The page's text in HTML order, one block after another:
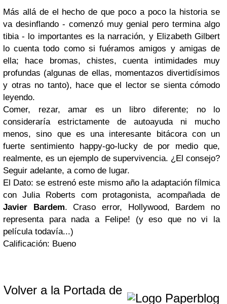
Más allá de el hecho de que poco a poco la historia se
va desinflando - comenzó muy genial pero termina algo
tibia - lo importantes es la narración, y Elizabeth Gilbert
lo cuenta todo como si fuéramos amigos y amigas de
ella; hace bromas, chistes, cuenta intimidades muy
profundas (algunas de ellas, momentazos divertidísimos
y otras no tanto), hace que el lector se sienta cómodo
leyendo.
Comer, rezar, amar es un libro diferente; no lo
consideraría estrictamente de autoayuda ni mucho
menos, sino que es una interesante bitácora con un
fuerte sentimiento happy-go-lucky de por medio que,
realmente, es un ejemplo de supervivencia. ¿El consejo?
Seguir adelante, a como de lugar.
El Dato: se estrenó este mismo año la adaptación fílmica
con Julia Roberts com protagonista, acompañada de
Javier Bardem. Craso error, Hollywood, Bardem no
representa para nada a Felipe! (y eso que no vi la
película todavía...)
Calificación: Bueno
Volver a la Portada de